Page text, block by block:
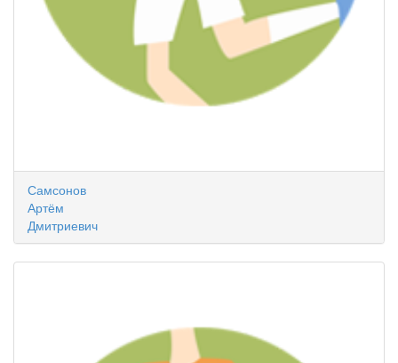
Самсонов
Артём
Дмитриевич